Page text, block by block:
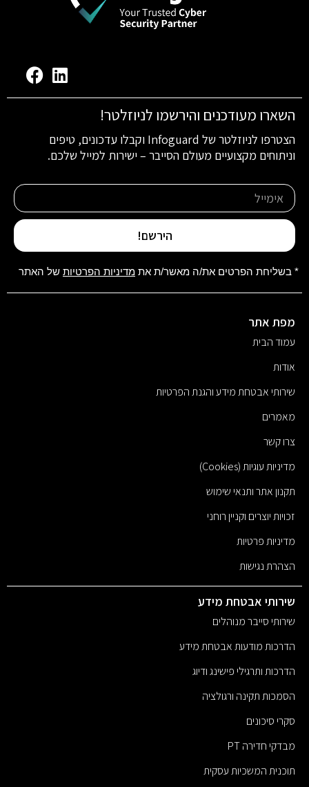
השארו מעודכנים והירשמו לניוזלטר!
הצטרפו לניוזלטר של Infoguard וקבלו עדכונים, טיפים
וניתוחים מקצועיים מעולם הסייבר – ישירות למייל שלכם.
הירשם!
* בשליחת הפרטים את/ה מאשר/ת את מדיניות הפרטיות של האתר
מפת אתר
עמוד הבית
אודות
שירותי אבטחת מידע והגנת הפרטיות
מאמרים
צרו קשר
מדיניות עוגיות (Cookies)
תקנון אתר ותנאי שימוש
זכויות יוצרים וקניין רוחני
מדיניות פרטיות
הצהרת נגישות
שירותי אבטחת מידע
שירותי סייבר מנוהלים
הדרכות מודעות אבטחת מידע
הדרכות ותרגילי פישינג ודיוג
הסמכות תקינה ורגולציה
סקרי סיכונים
מבדקי חדירה PT
תוכנית המשכיות עסקית